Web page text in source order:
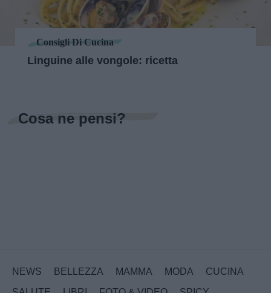
Consigli Di Cucina
Linguine alle vongole: ricetta
Cosa ne pensi?
NEWS BELLEZZA MAMMA MODA
CUCINA